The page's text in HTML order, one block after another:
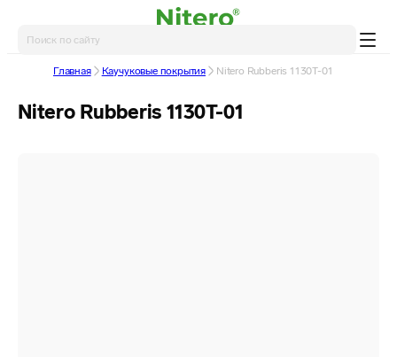
Главная Каучуковые покрытия Nitero Rubberis 1130T-01
Nitero Rubberis 1130T-01